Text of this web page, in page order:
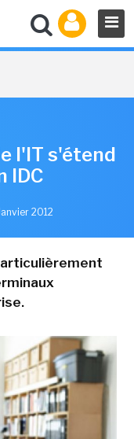
l'IT s'étend
IDC
2012